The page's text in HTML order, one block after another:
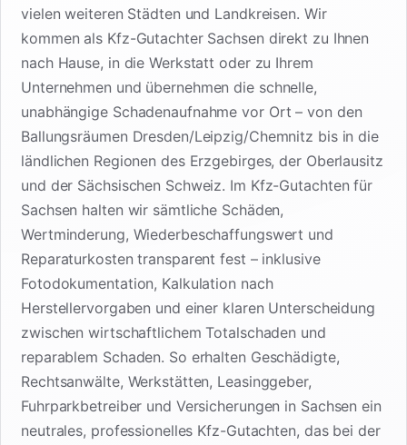
vielen weiteren Städten und Landkreisen. Wir
kommen als Kfz-Gutachter Sachsen direkt zu Ihnen
nach Hause, in die Werkstatt oder zu Ihrem
Unternehmen und übernehmen die schnelle,
unabhängige Schadenaufnahme vor Ort – von den
Ballungsräumen Dresden/Leipzig/Chemnitz bis in die
ländlichen Regionen des Erzgebirges, der Oberlausitz
und der Sächsischen Schweiz. Im Kfz-Gutachten für
Sachsen halten wir sämtliche Schäden,
Wertminderung, Wiederbeschaffungswert und
Reparaturkosten transparent fest – inklusive
Fotodokumentation, Kalkulation nach
Herstellervorgaben und einer klaren Unterscheidung
zwischen wirtschaftlichem Totalschaden und
reparablem Schaden. So erhalten Geschädigte,
Rechtsanwälte, Werkstätten, Leasinggeber,
Fuhrparkbetreiber und Versicherungen in Sachsen ein
neutrales, professionelles Kfz-Gutachten, das bei der